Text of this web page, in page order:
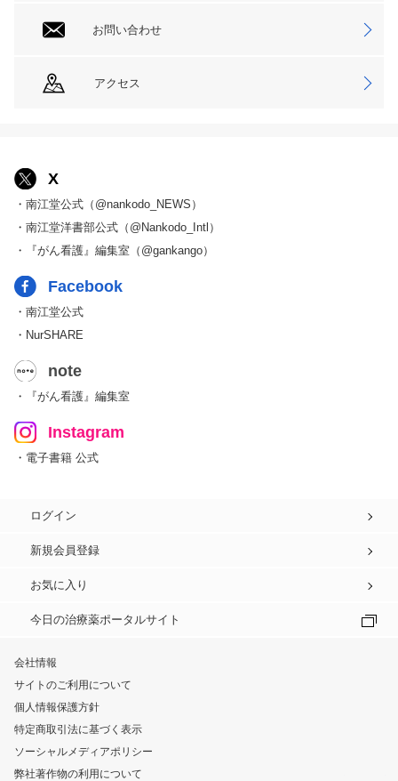
お問い合わせ
アクセス
X
・南江堂公式（@nankodo_NEWS）
・南江堂洋書部公式（@Nankodo_Intl）
・『がん看護』編集室（@gankango）
Facebook
・南江堂公式
・NurSHARE
note
・『がん看護』編集室
Instagram
・電子書籍 公式
ログイン
新規会員登録
お気に入り
今日の治療薬ポータルサイト
会社情報
サイトのご利用について
個人情報保護方針
特定商取引法に基づく表示
ソーシャルメディアポリシー
弊社著作物の利用について